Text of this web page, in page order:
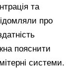
та
про
пояснити
системи.